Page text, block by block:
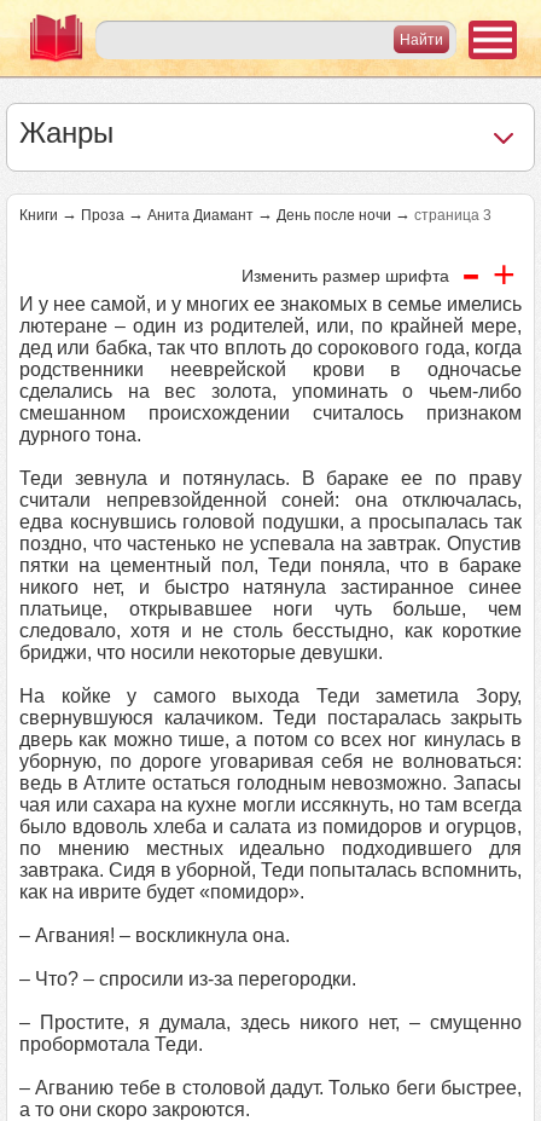
Жанры
Книги → Проза → Анита Диамант → День после ночи → страница 3
Изменить размер шрифта - +
И у нее самой, и у многих ее знакомых в семье имелись
лютеране – один из родителей, или, по крайней мере,
дед или бабка, так что вплоть до сорокового года, когда
родственники нееврейской крови в одночасье
сделались на вес золота, упоминать о чьем-либо
смешанном происхождении считалось признаком
дурного тона.
Теди зевнула и потянулась. В бараке ее по праву
считали непревзойденной соней: она отключалась,
едва коснувшись головой подушки, а просыпалась так
поздно, что частенько не успевала на завтрак. Опустив
пятки на цементный пол, Теди поняла, что в бараке
никого нет, и быстро натянула застиранное синее
платьице, открывавшее ноги чуть больше, чем
следовало, хотя и не столь бесстыдно, как короткие
бриджи, что носили некоторые девушки.
На койке у самого выхода Теди заметила Зору,
свернувшуюся калачиком. Теди постаралась закрыть
дверь как можно тише, а потом со всех ног кинулась в
уборную, по дороге уговаривая себя не волноваться:
ведь в Атлите остаться голодным невозможно. Запасы
чая или сахара на кухне могли иссякнуть, но там всегда
было вдоволь хлеба и салата из помидоров и огурцов,
по мнению местных идеально подходившего для
завтрака. Сидя в уборной, Теди попыталась вспомнить,
как на иврите будет «помидор».
– Агвания! – воскликнула она.
– Что? – спросили из-за перегородки.
– Простите, я думала, здесь никого нет, – смущенно
пробормотала Теди.
– Агванию тебе в столовой дадут. Только беги быстрее,
а то они скоро закроются.